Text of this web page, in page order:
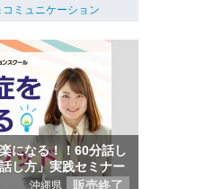
ミュニケーション
になる！！60分話し
し方」実践セミナー
沖縄県 販売終了